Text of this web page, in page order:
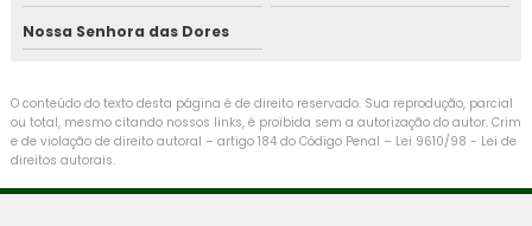
Nossa Senhora das Dores
O conteúdo do texto desta página é de direito reservado. Sua reprodução, parcial
ou total, mesmo citando nossos links, é proibida sem a autorização do autor. Crim
e de violação de direito autoral – artigo 184 do Código Penal – Lei 9610/98 - Lei de
direitos autorais.